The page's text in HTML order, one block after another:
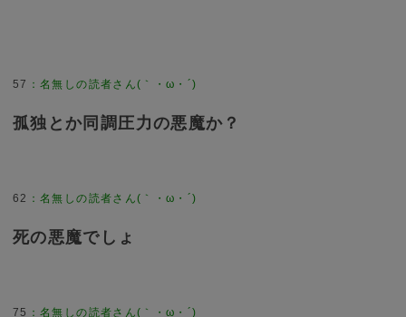
57 ：名無しの読者さん(｀・ω・´)
孤独とか同調圧力の悪魔か？
62 ：名無しの読者さん(｀・ω・´)
死の悪魔でしょ
75 ：名無しの読者さん(｀・ω・´)